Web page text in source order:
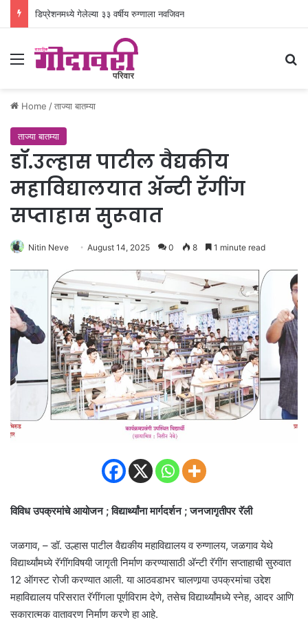
डिप्रेशनमध्ये गेलेल्या ३३ वर्षीय रुग्णाला नवजिवन
Menu
Home /ताज्या बातम्या
ताज्या बातम्या
डॉ.उल्हास पाटील वैद्यकीय
महाविद्यालयात अ‍ॅन्टी रॅगींग
सप्ताहास सुरूवात
Nitin Neve August 14, 2025 0 8 1 minute read
विविध उपक्रमांचे आयोजन ; विद्यार्थ्यांना मार्गदर्शन ; जनजागृतीपर रॅली
जळगाव, – डॉ. उल्हास पाटील वैद्यकीय महाविद्यालय व रुग्णालय, जळगाव येथे
विद्यार्थ्यांमध्ये रॅगींगविषयी जागृती निर्माण करण्यासाठी अ‍ॅन्टी रॅगींग सप्ताहाची सुरुवात
12 ऑगस्ट रोजी करण्यात आली. या आठवडाभर चालणार्‍या उपक्रमांचा उद्देश
महाविद्यालय परिसरात रॅगींगला पूर्णविराम देणे, तसेच विद्यार्थ्यांमध्ये स्नेह, आदर आणि
सकारात्मक वातावरण निर्माण करणे हा आहे.